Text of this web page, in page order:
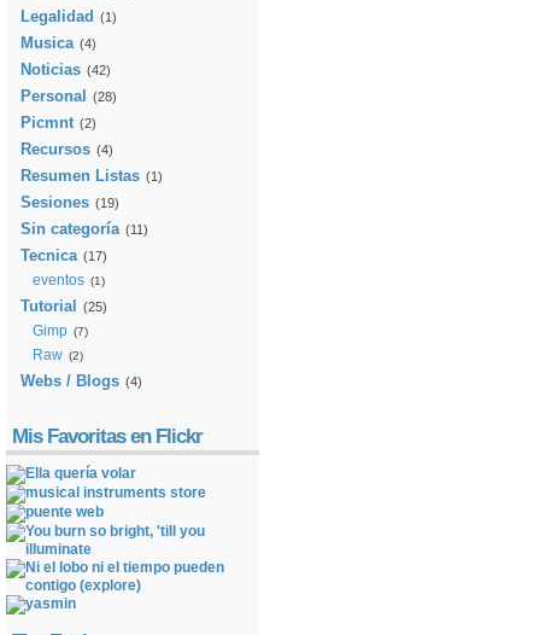
Legalidad (1)
Musica (4)
Noticias (42)
Personal (28)
Picmnt (2)
Recursos (4)
Resumen Listas (1)
Sesiones (19)
Sin categoría (11)
Tecnica (17)
eventos (1)
Tutorial (25)
Gimp (7)
Raw (2)
Webs / Blogs (4)
Mis Favoritas en Flickr